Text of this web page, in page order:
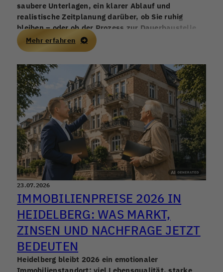
saubere Unterlagen, ein klarer Ablauf und
realistische Zeitplanung darüber, ob Sie ruhig
bleiben – oder ob der Prozess zur Dauerbaustelle
wird. Wer früh strukturiert, schützt nicht nur den
Preis, sondern auch die eigene Nervenlage.
Mehr erfahren
23.07.2026
IMMOBILIENPREISE 2026 IN
HEIDELBERG: WAS MARKT,
ZINSEN UND NACHFRAGE JETZT
BEDEUTEN
Heidelberg bleibt 2026 ein emotionaler